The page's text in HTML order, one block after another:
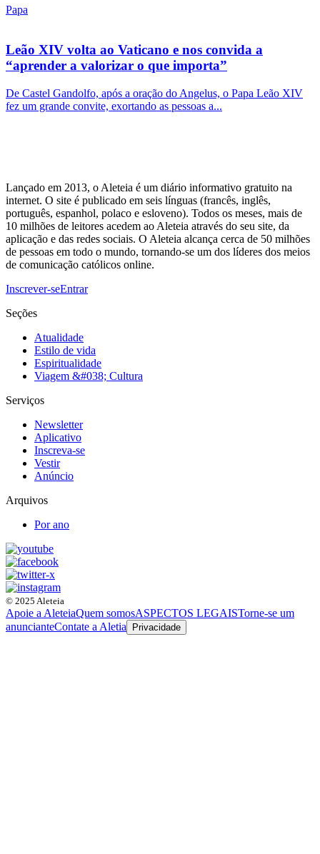
Papa
Leão XIV volta ao Vaticano e nos convida a
“aprender a valorizar o que importa”
De Castel Gandolfo, após a oração do Angelus, o Papa Leão XIV
fez um grande convite, exortando as pessoas a...
Lançado em 2013, o Aleteia é um diário informativo gratuito na
internet. O site é publicado em seis línguas (francês, inglês,
português, espanhol, polaco e esloveno). Todos os meses, mais de
10 milhões de leitores acedem ao Aleteia através do seu site, da
aplicação e das redes sociais. O Aleteia alcança cerca de 50 milhões
de pessoas em todo o mundo, tornando-se um dos líderes dos meios
de comunicação católicos online.
Inscrever-seEntrar
Seções
Atualidade
Estilo de vida
Espiritualidade
Viagem &#038; Cultura
Serviços
Newsletter
Aplicativo
Inscreva-se
Vestir
Anúncio
Arquivos
Por ano
© 2025 Aleteia
Apoie a AleteiaQuem somosASPECTOS LEGAISTorne-se um
anuncianteContate a Aletia Privacidade